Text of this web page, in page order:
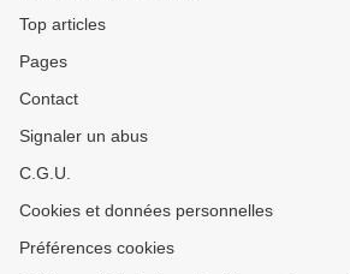
Top articles
Pages
Contact
Signaler un abus
C.G.U.
Cookies et données personnelles
Préférences cookies